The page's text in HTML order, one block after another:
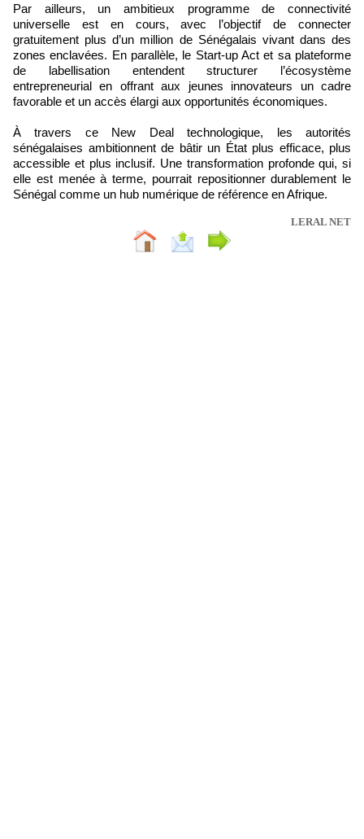
Par ailleurs, un ambitieux programme de connectivité
universelle est en cours, avec l’objectif de connecter
gratuitement plus d’un million de Sénégalais vivant dans des
zones enclavées. En parallèle, le Start-up Act et sa plateforme
de labellisation entendent structurer l’écosystème
entrepreneurial en offrant aux jeunes innovateurs un cadre
favorable et un accès élargi aux opportunités économiques.
À travers ce New Deal technologique, les autorités
sénégalaises ambitionnent de bâtir un État plus efficace, plus
accessible et plus inclusif. Une transformation profonde qui, si
elle est menée à terme, pourrait repositionner durablement le
Sénégal comme un hub numérique de référence en Afrique.
LERAL NET